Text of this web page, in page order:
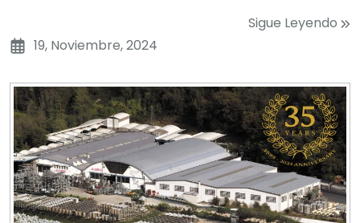
Sigue Leyendo
19, Noviembre, 2024